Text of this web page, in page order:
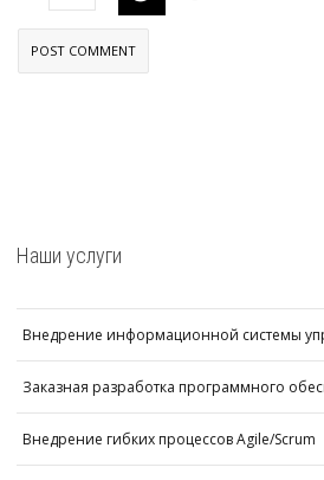
Наши услуги
Внедрение информационной системы
Заказная разработка программного
Внедрение гибких процессов Agile/Scrum